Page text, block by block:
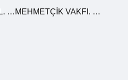
…MEHMETÇİK VAKFI. …